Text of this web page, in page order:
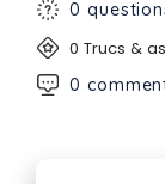
0
0 Trucs &
0